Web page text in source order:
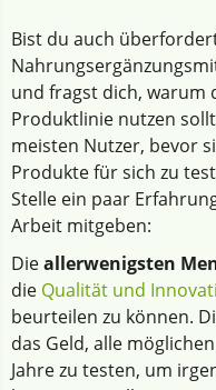
Bist du auch
und fragst dich, warum
Produktlinie nutzen
meisten Nutzer, bevor
Produkte für sich zu
Stelle ein paar
Arbeit mitgeben:
Dieallerwenigsten
die Qualität und
beurteilen zu können.
das Geld, alle
Jahre zu testen, um